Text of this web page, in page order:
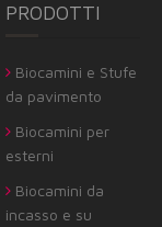
PRODOTTI
Biocamini e Stufe
da pavimento
Biocamini per
esterni
Biocamini da
incasso e su